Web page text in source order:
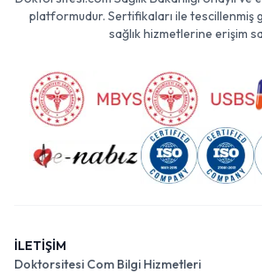
platformudur. Sertifikaları ile tescillenmiş
sağlık hizmetlerine erişim
İLETİŞİM
Doktorsitesi Com Bilgi Hizmetleri